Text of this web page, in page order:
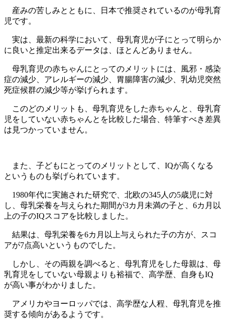
産みの苦しみとともに、日本で推奨されているのが母乳育
児です。
実は、最新の科学において、母乳育児が子にとって明らか
に良いと推定出来るデータは、ほとんどありません。
母乳育児の赤ちゃんにとってのメリットには、風邪・感染
症の減少、アレルギーの減少、胃腸障害の減少、乳幼児突然
死症候群の減少等が挙げられます。
このどのメリットも、母乳育児をした赤ちゃんと、母乳育
児をしていない赤ちゃんとを比較した場合、特筆すべき差異
は見つかっていません。
また、子どもにとってのメリットとして、IQが高くなる
というものも挙げられています。
1980年代に実施された研究で、北欧の345人の5歳児に対
し、母乳栄養を与えられた期間が3カ月未満の子と、6カ月以
上の子のIQスコアを比較しました。
結果は、母乳栄養を6カ月以上与えられた子の方が、スコ
アが7点高いというものでした。
しかし、その両親を調べると、母乳育児をした母親は、母
乳育児をしていない母親よりも裕福で、高学歴、自身もIQ
が高い事がわかりました。
アメリカやヨーロッパでは、高学歴な人程、母乳育児を推
奨する傾向があるようです。